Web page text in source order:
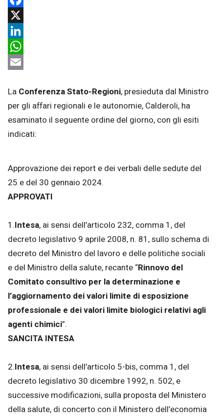
Facebook
X
LinkedIn
WhatsApp
La Conferenza Stato-Regioni, presieduta dal Ministro
per gli affari regionali e le autonomie, Calderoli, ha
esaminato il seguente ordine del giorno, con gli esiti
indicati:
Approvazione dei report e dei verbali delle sedute del
25 e del 30 gennaio 2024.
APPROVATI
1.Intesa, ai sensi dell’articolo 232, comma 1, del
decreto legislativo 9 aprile 2008, n. 81, sullo schema di
decreto del Ministro del lavoro e delle politiche sociali
e del Ministro della salute, recante “Rinnovo del
Comitato consultivo per la determinazione e
l’aggiornamento dei valori limite di esposizione
professionale e dei valori limite biologici relativi agli
agenti chimici”.
SANCITA INTESA
2.Intesa, ai sensi dell’articolo 5-bis, comma 1, del
decreto legislativo 30 dicembre 1992, n. 502, e
successive modificazioni, sulla proposta del Ministero
della salute, di concerto con il Ministero dell’economia